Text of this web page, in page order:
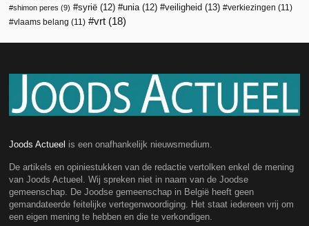
shimon peres (9) syrië (12) unia(12) veiligheid (13) verkiezingen (11)
vlaams belang (11) vrt (18)
Joods Actueel is een onafhankelijk nieuwsmedium.
De artikels en opiniestukken van de redactie vertolken enkel de mening
van Joods Actueel. Wij spreken niet in naam van de Joodse
gemeenschap. De Joodse gemeenschap in België heeft geen
gemandateerde feitelijke vertegenwoordiging. Het staat iedereen vrij om
een eigen mening te hebben en die te verkondigen.